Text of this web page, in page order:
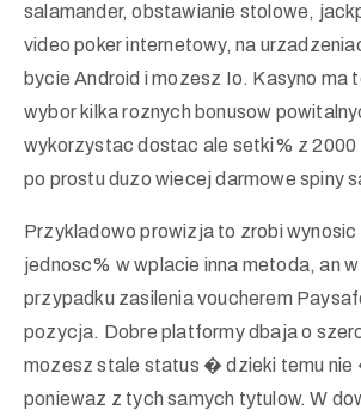
salamander, obstawianie stolowe,
video poker internetowy, na
bycie Android i mozesz Io. Kasyno ma
wybor kilka roznych bonusow
wykorzystac dostac ale setki% z 2000
po prostu duzo wiecej darmowe spiny
Przykladowo prowizja to zrobi wynosic
jednosc% w wplacie inna metoda, an
przypadku zasilenia voucherem
pozycja. Dobre platformy dbaja o
mozesz stale status � dzieki temu
poniewaz z tych samych tytulow. W